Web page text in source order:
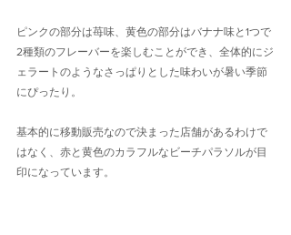
ピンクの部分は苺味、黄色の部分はバナナ味と1つで
2種類のフレーバーを楽しむことができ、全体的にジ
ェラートのようなさっぱりとした味わいが暑い季節
にぴったり。
基本的に移動販売なので決まった店舗があるわけで
はなく、赤と黄色のカラフルなビーチパラソルが目
印になっています。